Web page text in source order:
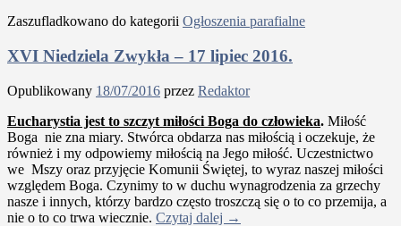
Zaszufladkowano do kategorii Ogłoszenia parafialne
XVI Niedziela Zwykła – 17 lipiec 2016.
Opublikowany 18/07/2016 przez Redaktor
Eucharystia jest to szczyt miłości Boga do człowieka. Miłość
Boga nie zna miary. Stwórca obdarza nas miłością i oczekuje, że
również i my odpowiemy miłością na Jego miłość. Uczestnictwo
we Mszy oraz przyjęcie Komunii Świętej, to wyraz naszej miłości
względem Boga. Czynimy to w duchu wynagrodzenia za grzechy
nasze i innych, którzy bardzo często troszczą się o to co przemija, a
nie o to co trwa wiecznie. Czytaj dalej →